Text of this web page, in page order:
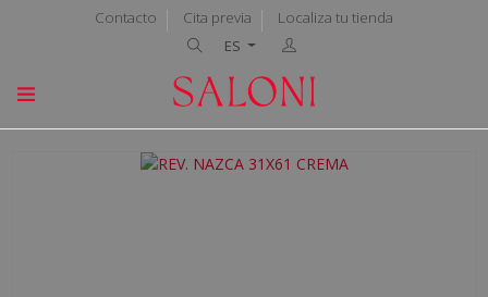
Contacto Cita previa
Localiza tu tienda
ES